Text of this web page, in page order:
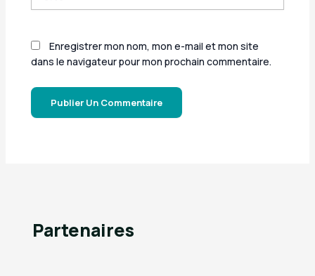
Enregistrer mon nom, mon e-mail et mon site
dans le navigateur pour mon prochain commentaire.
Partenaires